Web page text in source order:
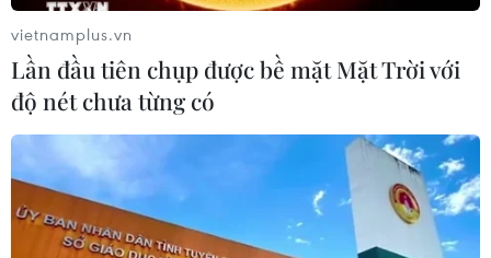
yêu cầu
05/08/2026 02:26
Bác sỹ vượt biển giữa đêm cứu
thuyền viên người Nga nghi bị đột
quỵ
04/08/2026 13:21
vietnamplus.vn
Lần đầu tiên chụp được bề mặt Mặt Trời với
độ nét chưa từng có